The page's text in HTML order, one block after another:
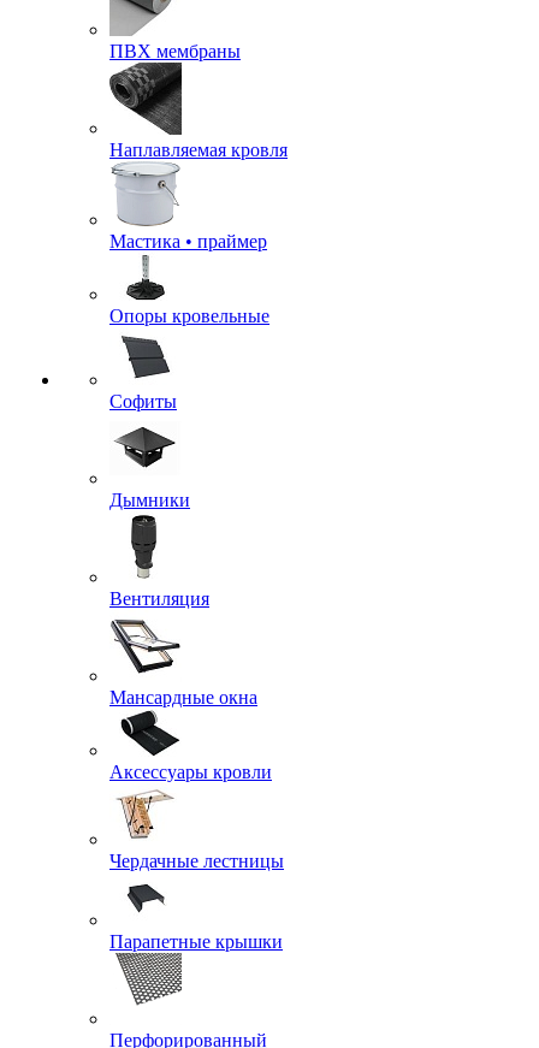
ПВХ мембраны
Наплавляемая кровля
Мастика • праймер
Опоры кровельные
Софиты
Дымники
Вентиляция
Мансардные окна
Аксессуары кровли
Чердачные лестницы
Парапетные крышки
Перфорированный